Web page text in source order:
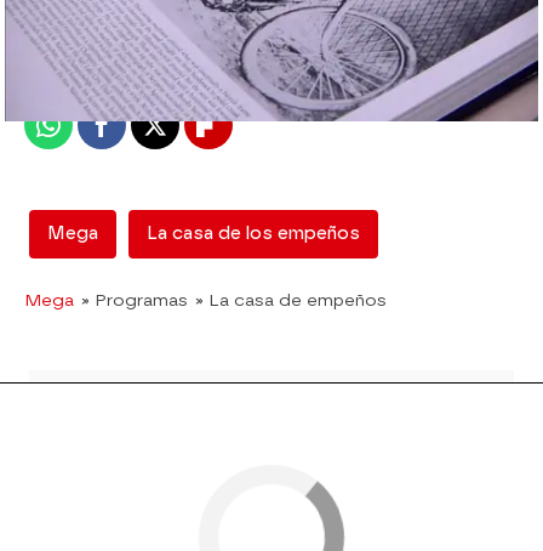
Madrid
Publicado:09 de enero de 2018, 11:36
WhatsappFacebook
X Flipboard
Mega La casa de los empeños
Mega » Programas » La casa de empeños